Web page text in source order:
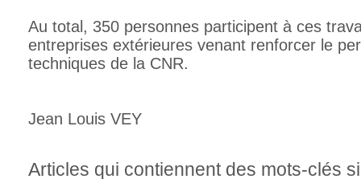
Au total, 350 personnes participent à ces
entreprises extérieures venant renforcer le
techniques de la CNR.
Jean Louis VEY
Articles qui contiennent des mots-clés